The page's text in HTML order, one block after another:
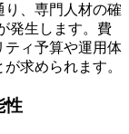
、専門人材の確
発生します。費
ティ予算や運用体
求められます。
性